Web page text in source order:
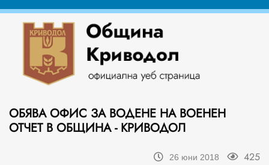
ОБЯВА ОФИС ЗА ВОДЕНЕ НА ВОЕНЕН
ОТЧЕТ В ОБЩИНА - КРИВОДОЛ
26 юни 2018 425